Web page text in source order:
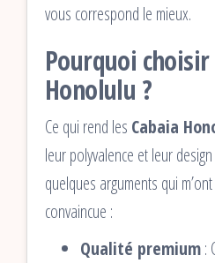
vous correspond le mieux.
Pourquoi choisir
Honolulu ?
Ce qui rend les Cabaia
leur polyvalence et leur
quelques arguments qui
convaincue :
Qualité premium: